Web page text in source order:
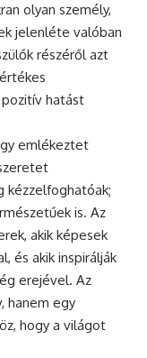
olyan személy,
jelenléte valóban
részéről azt
hatást
emlékeztet
kézzelfoghatóak;
is. Az
akik képesek
és akik inspirálják
erejével. Az
hanem egy
hogy a világot